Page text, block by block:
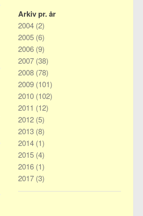
Arkiv pr. år
2004 (2)
2005 (6)
2006 (9)
2007 (38)
2008 (78)
2009 (101)
2010 (102)
2011 (12)
2012 (5)
2013 (8)
2014 (1)
2015 (4)
2016 (1)
2017 (3)